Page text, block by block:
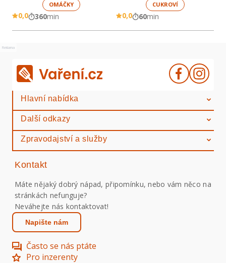
OMÁČKY
0,0 360min
CUKROVÍ
0,0 60min
Reklama
Hlavní nabídka
Další odkazy
Zpravodajství a služby
Kontakt
Máte nějaký dobrý nápad, připomínku, nebo vám něco na
stránkách nefunguje?
Neváhejte nás kontaktovat!
Napište nám
Často se nás ptáte
Pro inzerenty